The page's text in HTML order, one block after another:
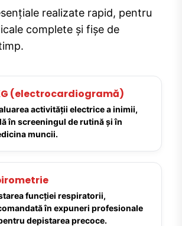
realizate rapid, pentru
complete și fișe de
(electrocardiogramă)
activității electrice a inimii,
în screeningul de rutină și în
muncii.
funcției respiratorii,
în expuneri profesionale
depistarea precoce.